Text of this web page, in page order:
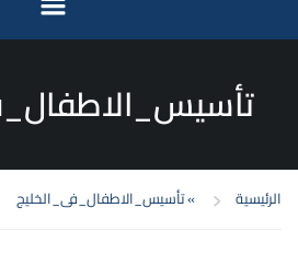
الرئيسية »تأسيس_الاطفال_فى_الخليج